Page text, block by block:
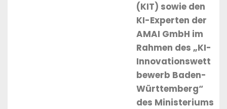
(KIT) sowie den
KI-Experten der
AMAI GmbH im
Rahmen des „KI-
Innovationswett
bewerb Baden-
Württemberg“
des Ministeriums